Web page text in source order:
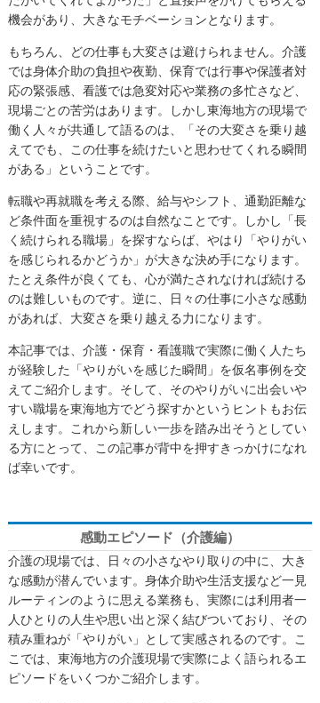
機会があり、大きなモチベーションとなります。
もちろん、どの仕事も大変さは避けられません。介護
では身体介助の負担や夜勤、保育では行事や保護者対
応の緊張感、看護では急変対応や業務の多忙さなど、
現場ごとの苦労はあります。しかし東海地方の現場で
働く人々が共通して語るのは、「その大変さを乗り越
えてでも、この仕事を続けたいと思わせてくれる瞬間
がある」ということです。
転職や再就職を考える際、給与やシフト、通勤距離な
ど条件面を重視するのは自然なことです。しかし「長
く続けられる職場」を探すならば、やはり「やりがい
を感じられるかどうか」が大きな決め手になります。
たとえ条件が良くても、心が満たされなければ続ける
のは難しいものです。逆に、日々の仕事に小さな感動
があれば、大変さを乗り越える力になります。
本記事では、介護・保育・看護職で実際に働く人たち
が経験した「やりがいを感じた瞬間」を仮名事例を交
えてご紹介します。そして、そのやりがいに出会いや
すい職場を東海地方でどう探すかというヒントもお伝
えします。これから新しい一歩を踏み出そうとしてい
る方にとって、この記事が背中を押すきっかけになれ
ば幸いです。
感動エピソード（介護編）
介護の現場では、日々の小さなやり取りの中に、大き
な感動が潜んでいます。身体介助や生活支援など一見
ルーティンのように思える業務も、実際には利用者一
人ひとりの人生や思い出と深く結びついており、その
積み重ねが「やりがい」として実感されるのです。こ
こでは、東海地方の介護現場で実際によく語られるエ
ピソードをいくつかご紹介します。